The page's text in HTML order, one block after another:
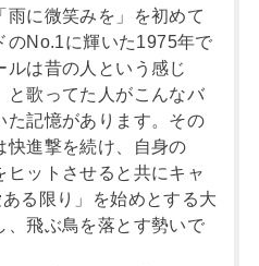
に微笑みを」を初めて
のNo.1に輝いた1975年で
は昔の人という感じ
と歌ってた人がこんなバ
た記憶があります。その
快進撃を続け、自身の
ヒットさせると共にキャ
る限り」を始めとする大
、飛ぶ鳥を落とす勢いで